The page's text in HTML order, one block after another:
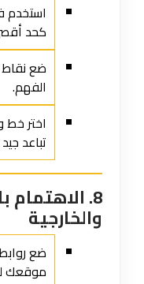
كحد
ضع
الفهم.
اختر
تباعد
8. الاهتمام
والخارجية
ضع
موقعك